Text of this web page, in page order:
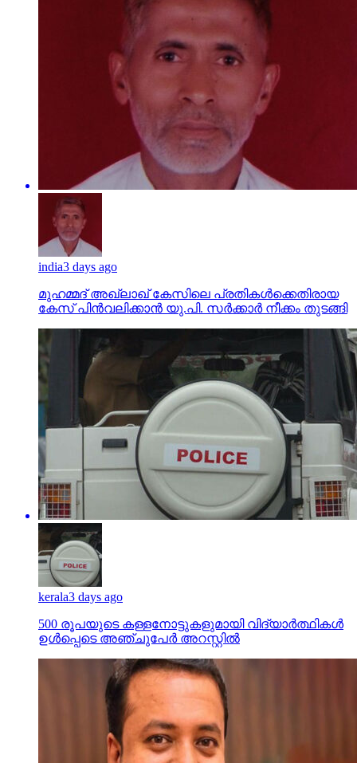
india3 days ago
മുഹമ്മദ് അഖ്‌ലാഖ് കേസിലെ പ്രതികള്‍ക്കെതിരായ
കേസ് പിന്‍വലിക്കാന്‍ യു.പി. സര്‍ക്കാര്‍ നീക്കം തുടങ്ങി
kerala3 days ago
500 രൂപയുടെ കള്ളനോട്ടുകളുമായി വിദ്യാര്‍ത്ഥികള്‍
ഉള്‍പ്പെടെ അഞ്ചുപേര്‍ അറസ്റ്റില്‍